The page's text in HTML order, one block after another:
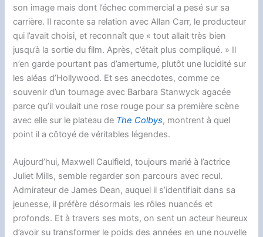
son image mais dont l’échec commercial a pesé sur sa
carrière. Il raconte sa relation avec Allan Carr, le producteur
qui l’avait choisi, et reconnaît que « tout allait très bien
jusqu’à la sortie du film. Après, c’était plus compliqué. » Il
n’en garde pourtant pas d’amertume, plutôt une lucidité sur
les aléas d’Hollywood. Et ses anecdotes, comme ce
souvenir d’un tournage avec Barbara Stanwyck agacée
parce qu’il voulait une rose rouge pour sa première scène
avec elle sur le plateau de The Colbys, montrent à quel
point il a côtoyé de véritables légendes.
Aujourd’hui, Maxwell Caulfield, toujours marié à l’actrice
Juliet Mills, semble regarder son parcours avec recul.
Admirateur de James Dean, auquel il s’identifiait dans sa
jeunesse, il préfère désormais les rôles nuancés et
profonds. Et à travers ses mots, on sent un acteur heureux
d’avoir su transformer le poids des années en une nouvelle